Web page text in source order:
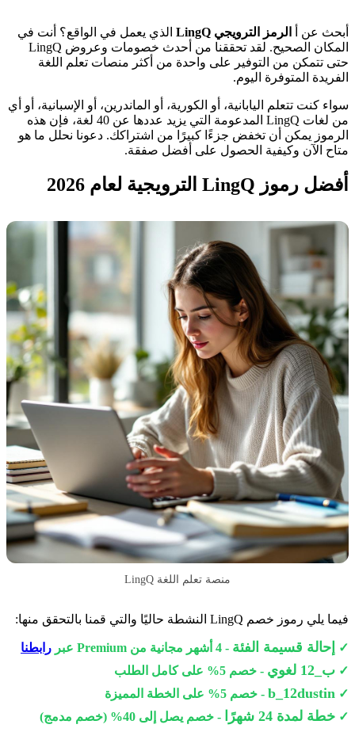
أبحث عن أ الرمز الترويجي LingQ
الذي يعمل في الواقع؟ أنت في
المكان الصحيح. لقد تحققنا من أحدث خصومات وعروض LingQ
حتى تتمكن من التوفير على واحدة من أكثر منصات تعلم اللغة
الفريدة المتوفرة اليوم.
سواء كنت تتعلم اليابانية، أو الكورية، أو الماندرين، أو الإسبانية، أو أي
من لغات LingQ المدعومة التي يزيد عددها عن 40 لغة، فإن هذه
الرموز يمكن أن تخفض جزءًا كبيرًا من اشتراكك. دعونا نحلل ما هو
متاح الآن وكيفية الحصول على أفضل صفقة.
أفضل رموز LingQ الترويجية لعام 2026
منصة تعلم اللغة LingQ
فيما يلي رموز خصم LingQ النشطة حاليًا والتي قمنا بالتحقق منها:
✓ إحالة قسيمة الفئة - 4 أشهر مجانية من Premium عبر
رابطنا
✓ ب_12 لغوي
- خصم 5% على كامل الطلب
✓
b_12dustin - خصم 5% على الخطة المميزة
✓ خطة لمدة 24 شهرًا - خصم يصل إلى 40% (خصم مدمج)